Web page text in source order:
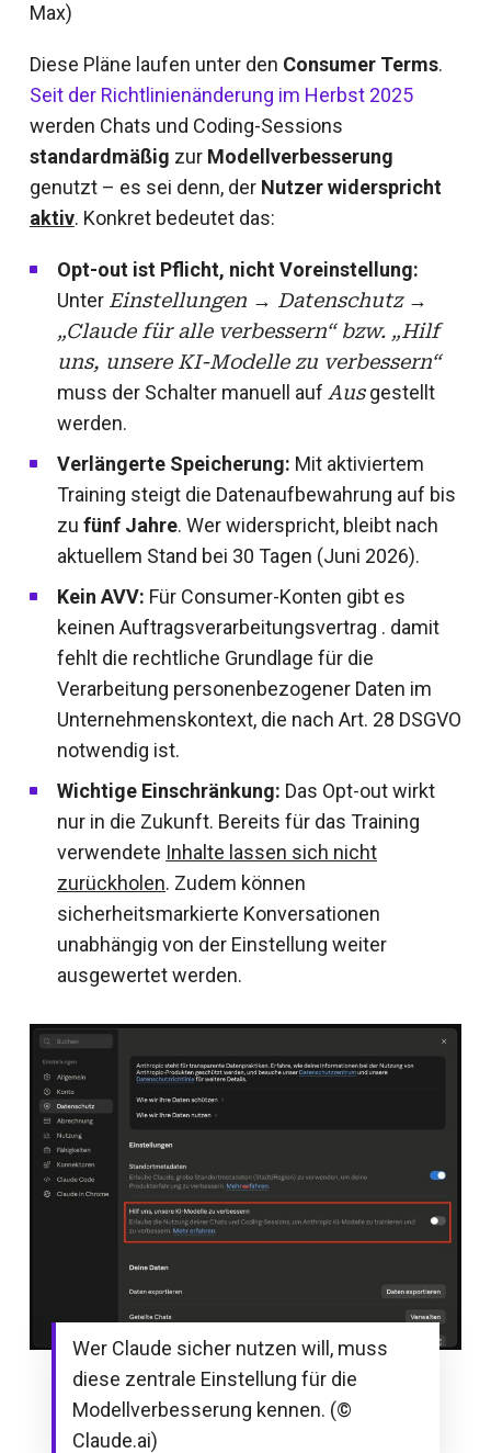
Max)
Diese Pläne laufen unter den Consumer Terms.
Seit der Richtlinienänderung im Herbst 2025
werden Chats und Coding-Sessions
standardmäßig zur Modellverbesserung
genutzt – es sei denn, der Nutzer widerspricht
aktiv. Konkret bedeutet das:
Opt-out ist Pflicht, nicht Voreinstellung:
Unter Einstellungen → Datenschutz →
„Claude für alle verbessern“ bzw. „Hilf
uns, unsere KI-Modelle zu verbessern“
muss der Schalter manuell auf Ausgestellt
werden.
Verlängerte Speicherung: Mit aktiviertem
Training steigt die Datenaufbewahrung auf bis
zufünf Jahre. Wer widerspricht, bleibt nach
aktuellem Stand bei 30 Tagen (Juni 2026).
Kein AVV: Für Consumer-Konten gibt es
keinen Auftragsverarbeitungsvertrag . damit
fehlt die rechtliche Grundlage für die
Verarbeitung personenbezogener Daten im
Unternehmenskontext, die nach Art. 28 DSGVO
notwendig ist.
Wichtige Einschränkung: Das Opt-out wirkt
nur in die Zukunft. Bereits für das Training
verwendete Inhalte lassen sich nicht
zurückholen. Zudem können
sicherheitsmarkierte Konversationen
unabhängig von der Einstellung weiter
ausgewertet werden.
Wer Claude sicher nutzen will, muss
diese zentrale Einstellung für die
Modellverbesserung kennen. (©
Claude.ai)